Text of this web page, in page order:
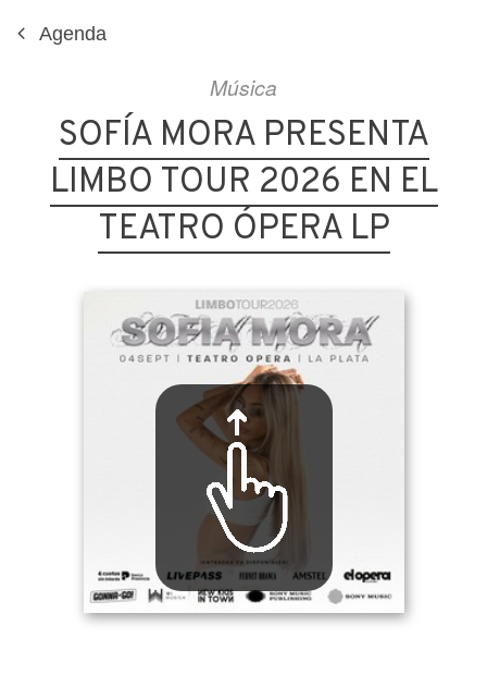
Agenda
Música
SOFÍA MORA PRESENTA
LIMBO TOUR 2026 EN EL
TEATRO ÓPERA LP